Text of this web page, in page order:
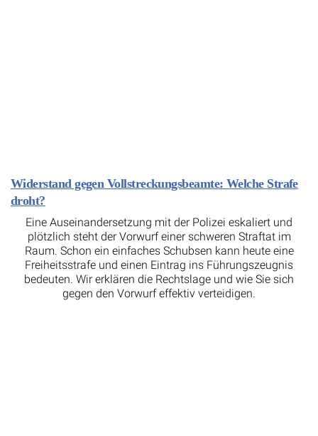
Widerstand gegen Vollstreckungsbeamte: Welche Strafe
droht?
Eine Auseinandersetzung mit der Polizei eskaliert und
plötzlich steht der Vorwurf einer schweren Straftat im
Raum. Schon ein einfaches Schubsen kann heute eine
Freiheitsstrafe und einen Eintrag ins Führungszeugnis
bedeuten. Wir erklären die Rechtslage und wie Sie sich
gegen den Vorwurf effektiv verteidigen.